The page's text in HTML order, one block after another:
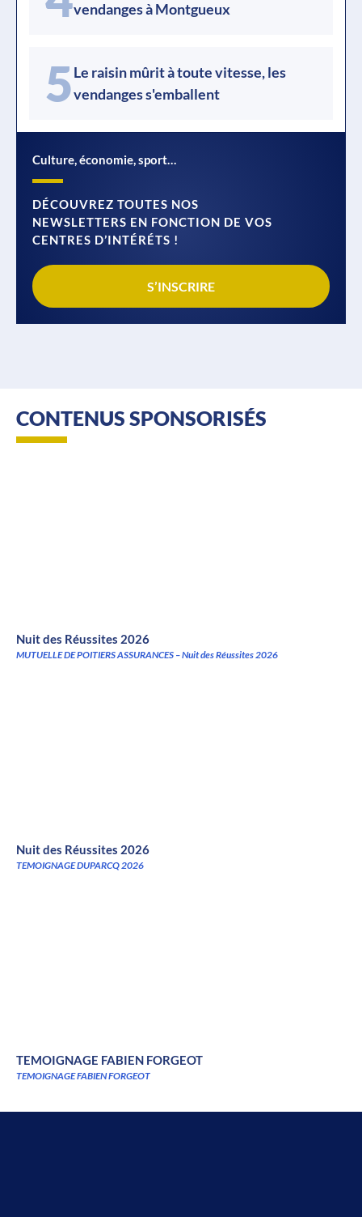
vendanges à Montgueux
5Le raisin mûrit à toute vitesse, les
vendanges s'emballent
Culture, économie, sport…
DÉCOUVREZ TOUTES NOS
NEWSLETTERS EN FONCTION DE VOS
CENTRES D’INTÉRÉTS !
S’INSCRIRE
CONTENUS SPONSORISÉS
Nuit des Réussites 2026
MUTUELLE DE POITIERS ASSURANCES – Nuit des Réussites 2026
Nuit des Réussites 2026
TEMOIGNAGE DUPARCQ 2026
TEMOIGNAGE FABIEN FORGEOT
TEMOIGNAGE FABIEN FORGEOT